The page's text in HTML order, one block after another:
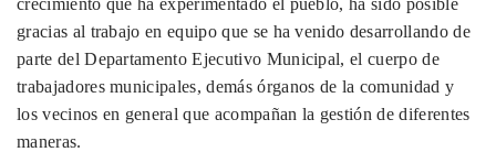
gracias al trabajo en equipo que se ha venido desarrollando de
parte del Departamento Ejecutivo Municipal, el cuerpo de
trabajadores municipales, demás órganos de la comunidad y
los vecinos en general que acompañan la gestión de diferentes
maneras.